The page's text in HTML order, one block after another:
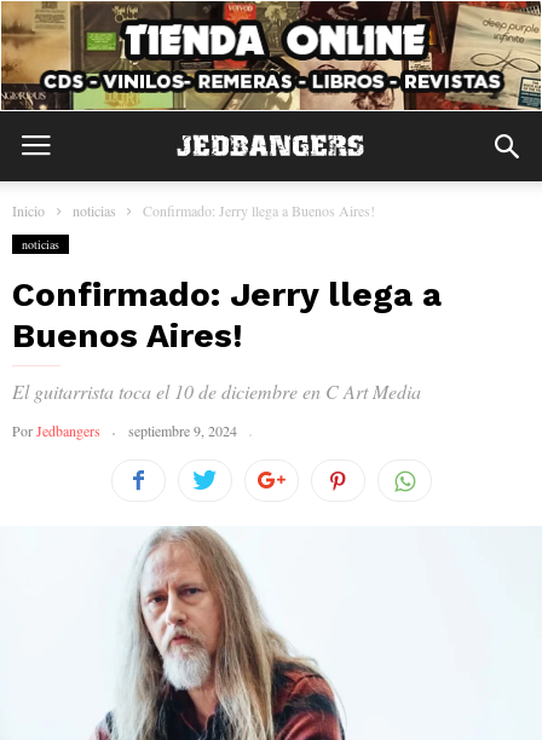
Inicio noticias Confirmado: Jerry llega a Buenos Aires!
noticias
Confirmado: Jerry llega a
Buenos Aires!
El guitarrista toca el 10 de diciembre en C Art Media
PorJedbangers septiembre 9, 2024